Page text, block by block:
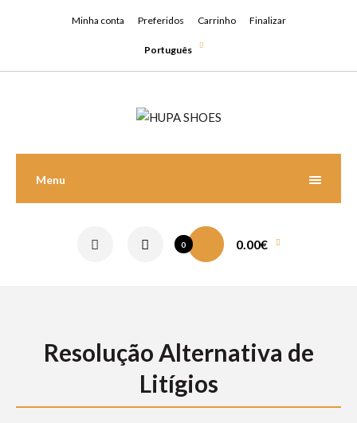
Minha conta Preferidos Carrinho Finalizar
Português
Menu
0 0.00€
Resolução Alternativa de
Litígios